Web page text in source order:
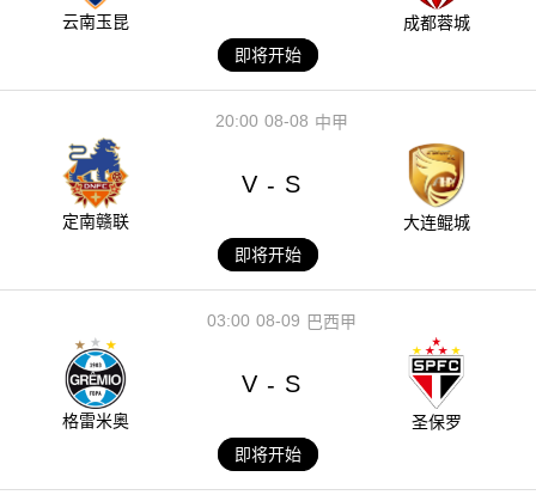
云南玉昆
成都蓉城
即将开始
08-08
20:00 中甲
定南赣联
V - S
大连鲲城
即将开始
08-09
03:00 巴西甲
格雷米奥
V - S
圣保罗
即将开始